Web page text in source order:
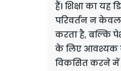
हैं। शिक्षा का यह
परिवर्तन न केवल
करता है, बल्कि
के लिए आवश्यक
विकसित करने में